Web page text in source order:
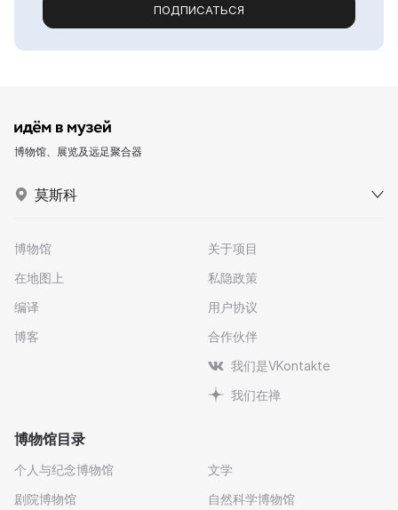
ПОДПИСАТЬСЯ
博物馆、展览及远足聚合器
莫斯科
博物馆
在地图上
编译
博客
关于项目
私隐政策
用户协议
合作伙伴
我们是VKontakte
我们在禅
博物馆目录
个人与纪念博物馆
剧院博物馆
文学
自然科学博物馆